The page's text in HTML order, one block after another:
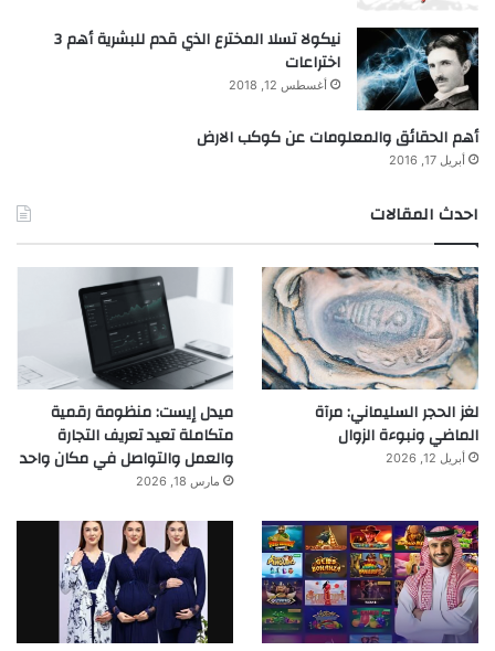
نيكولا تسلا المخترع الذي قدم للبشرية أهم 3
اختراعات
أغسطس 12, 2018
أهم الحقائق والمعلومات عن كوكب الارض
أبريل 17, 2016
احدث المقالات
لغز الحجر السليماني: مرآة
الماضي ونبوءة الزوال
أبريل 12, 2026
ميدل إيست: منظومة رقمية
متكاملة تعيد تعريف التجارة
والعمل والتواصل في مكان واحد
مارس 18, 2026